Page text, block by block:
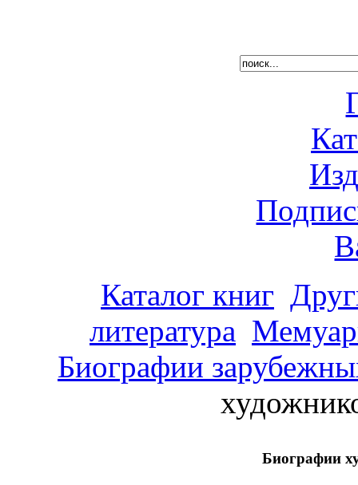
Каталог книг
литература
Биографии
Биографии